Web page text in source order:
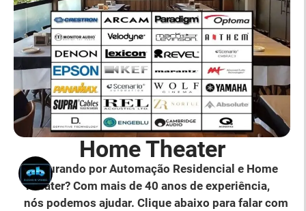
Home Theater
Procurando por Automação Residencial e Home
Theater? Com mais de 40 anos de experiência,
nós podemos ajudar. Clique abaixo para falar com